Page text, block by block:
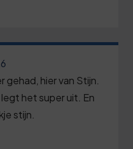
gehad, hier van Stijn.
het super uit. En
stijn.